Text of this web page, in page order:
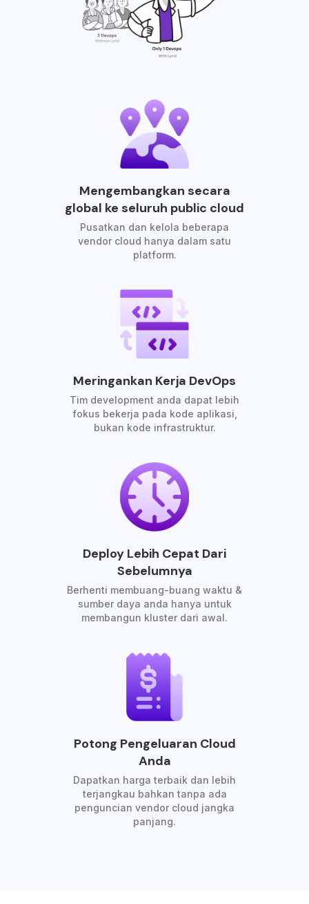
Mengembangkan secara
global ke seluruh public cloud
Pusatkan dan kelola beberapa
vendor cloud hanya dalam satu
platform.
Meringankan Kerja DevOps
Tim development anda dapat lebih
fokus bekerja pada kode aplikasi,
bukan kode infrastruktur.
Deploy Lebih Cepat Dari
Sebelumnya
Berhenti membuang-buang waktu &
sumber daya anda hanya untuk
membangun kluster dari awal.
Potong Pengeluaran Cloud
Anda
Dapatkan harga terbaik dan lebih
terjangkau bahkan tanpa ada
penguncian vendor cloud jangka
panjang.